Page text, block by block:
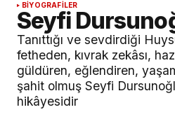
BİYOGRAFİLER
Seyfi
Tanıttığı ve sevdirdiği
fetheden, kıvrak zekâsı,
güldüren, eğlendiren,
şahit olmuş Seyfi
hikâyesidir